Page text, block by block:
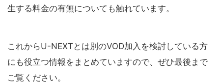
生する料金の有無についても触れています。
これからU-NEXTとは別のVOD加入を検討している方
にも役立つ情報をまとめていますので、ぜひ最後まで
ご覧ください。